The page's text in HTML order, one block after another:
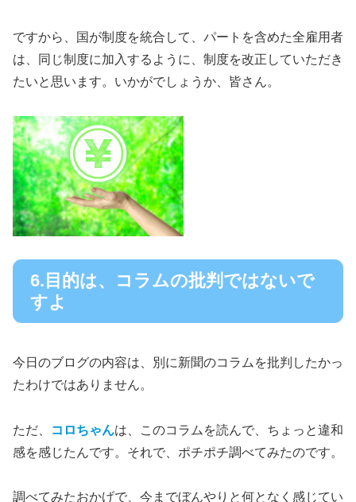
ですから、国が制度を統合して、パートを含めた全雇用者
は、同じ制度に加入するように、制度を改正していただき
たいと思います。いかがでしょうか、皆さん。
6.目的は、コラムの批判ではないで
すよ
今日のブログの内容は、別に新聞のコラムを批判したかっ
たわけではありません。
ただ、 コロちゃんは、このコラムを読んで、ちょっと違和
感を感じたんです。それで、ポチポチ調べてみたのです。
調べてみたおかげで、今までぼんやりと何となく感じてい